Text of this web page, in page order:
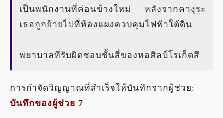
เป็นพนักงานที่ค่อนข้างใหม่ หลังจากคางุระ
เธอถูกย้ายไปที่ห้องแผงควบคุมไฟฟ้าใต้ดิน
พยาบาลที่รับผิดชอบชั้นสี่ของหอศิลป์โรเก็ตสึ
การกำจัดวิญญาณที่สำเร็จให้บันทึกจากผู้ช่วย:
บันทึกของผู้ช่วย 7